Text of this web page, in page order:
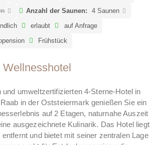
Anzahl der Saunen:
4 Saunen
erlaubt
auf Anfrage
Frühstück
und umweltzertifizierten 4-Sterne-Hotel in
in der Oststeiermark genießen Sie ein
auf 2 Etagen, naturnahe Auszeit
ausgezeichnete Kulinarik. Das Hotel liegt
und bietet mit seiner zentralen Lage